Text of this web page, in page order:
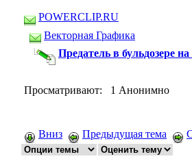
POWERCLIP.RU
Векторная Графика
Предатель в бульдозере
Просматривают: 1 Анонимно
Вниз Предыдущая тема